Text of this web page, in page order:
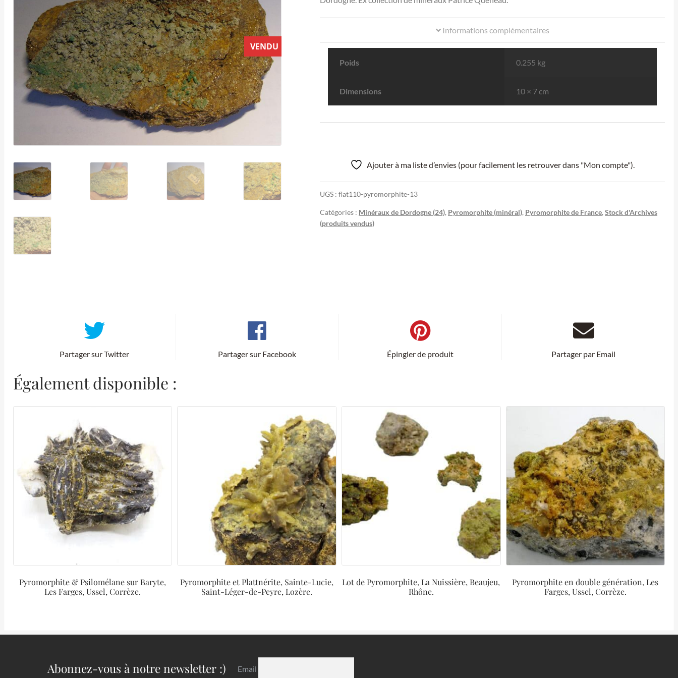
VENDU
Informations complémentaires
Poids 0.255 kg
Dimensions 10 × 7 cm
Ajouter à ma liste d’envies (pour facilement les retrouver dans "Mon compte").
UGS : flat110-pyromorphite-13
Catégories : Minéraux de Dordogne (24), Pyromorphite (minéral), Pyromorphite de France, Stock d'Archives
(produits vendus)
Partager sur Twitter Partager sur Facebook Épingler de produit Partager par Email
Également disponible :
Pyromorphite & Psilomélane sur Baryte,
Les Farges, Ussel, Corrèze.
Pyromorphite et Plattnérite, Sainte-Lucie,
Saint-Léger-de-Peyre, Lozère.
Lot de Pyromorphite, La Nuissière, Beaujeu,
Rhône.
Pyromorphite en double génération, Les
Farges, Ussel, Corrèze.
Abonnez-vous à notre newsletter :) Email